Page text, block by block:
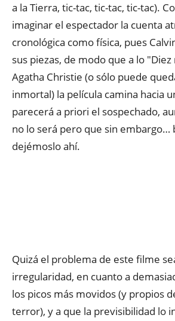
a la Tierra, tic-tac, tic-tac, tic-tac).
imaginar el espectador la cuenta
cronológica como física, pues
sus piezas, de modo que a lo
Agatha Christie (o sólo puede
inmortal) la película camina hacia
parecerá a priori el sospechado,
no lo será pero que sin embargo…
dejémoslo ahí.
Quizá el problema de este filme
irregularidad, en cuanto a
los picos más movidos (y propios
terror), y a que la previsibilidad lo